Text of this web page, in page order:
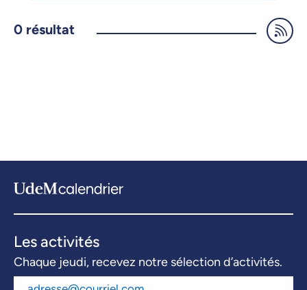
0 résultat
Les activités
Chaque jeudi, recevez notre sélection d’activités.